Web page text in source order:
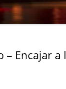
– Encajar